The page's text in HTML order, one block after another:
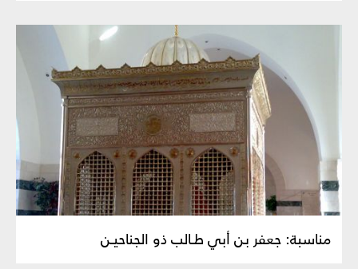
مناسبة: جعفر بن أبي طـالب ذو الجناحيـن